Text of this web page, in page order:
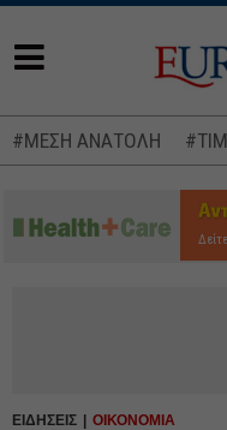
#ΜΕΣΗ ΑΝΑΤΟΛΗ
ΕΙΔΗΣΕΙΣ ΟΙΚΟΝΟΜΙΑ